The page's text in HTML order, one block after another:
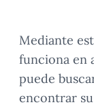
Mediante
funciona en
puede
encontrar